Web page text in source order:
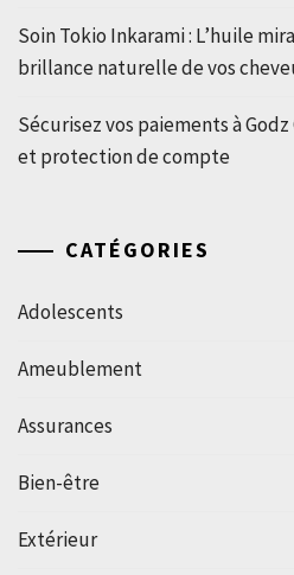
Soin Tokio Inkarami : L’huile
brillance naturelle de vos
Sécurisez vos paiements à
et protection de compte
CATÉGORIES
Adolescents
Ameublement
Assurances
Bien-être
Extérieur